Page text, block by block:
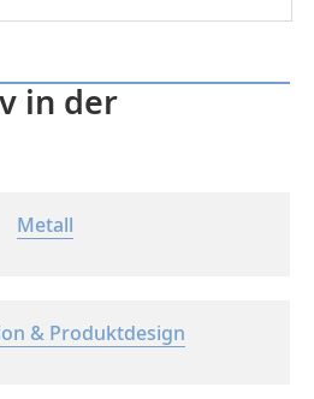
in der
Metall
& Produktdesign